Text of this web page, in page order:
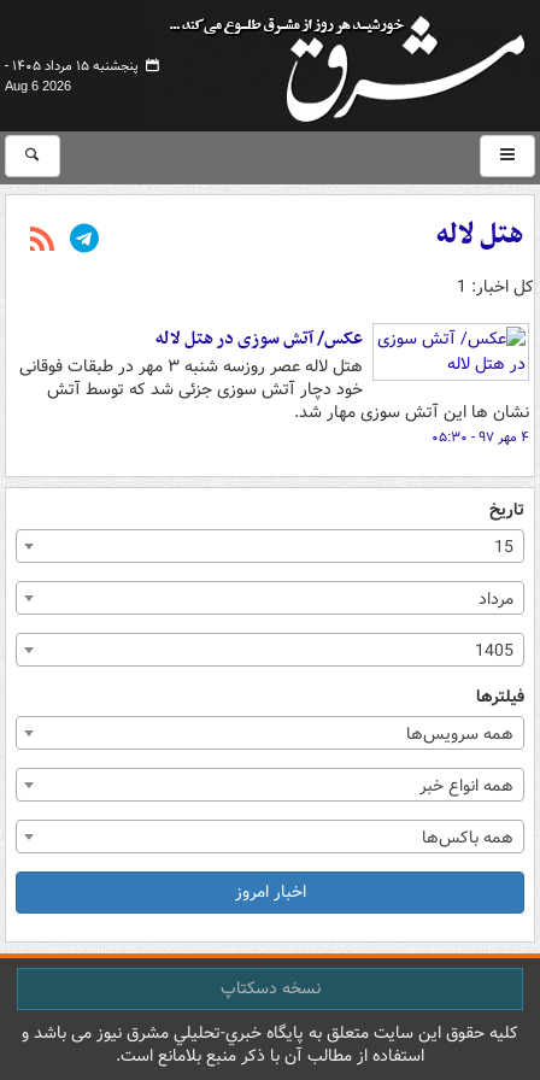
پنجشنبه ۱۵ مرداد ۱۴۰۵ -
Aug 6 2026
هتل لاله
کل اخبار: 1
عکس/ آتش سوزی در هتل لاله
هتل لاله عصر روزسه شنبه ۳ مهر در طبقات فوقانی
خود دچار آتش سوزی جزئی شد که توسط آتش
نشان ها این آتش سوزی مهار شد.
۴ مهر ۹۷ - ۰۵:۳۰
تاریخ
15
مرداد
1405
فیلترها
همه سرویس‌ها
همه انواع خبر
همه باکس‌ها
اخبار امروز
نسخه دسکتاپ
کليه حقوق اين سايت متعلق به پایگاه خبري-تحليلي مشرق نيوز می باشد و
استفاده از مطالب آن با ذکر منبع بلامانع است.